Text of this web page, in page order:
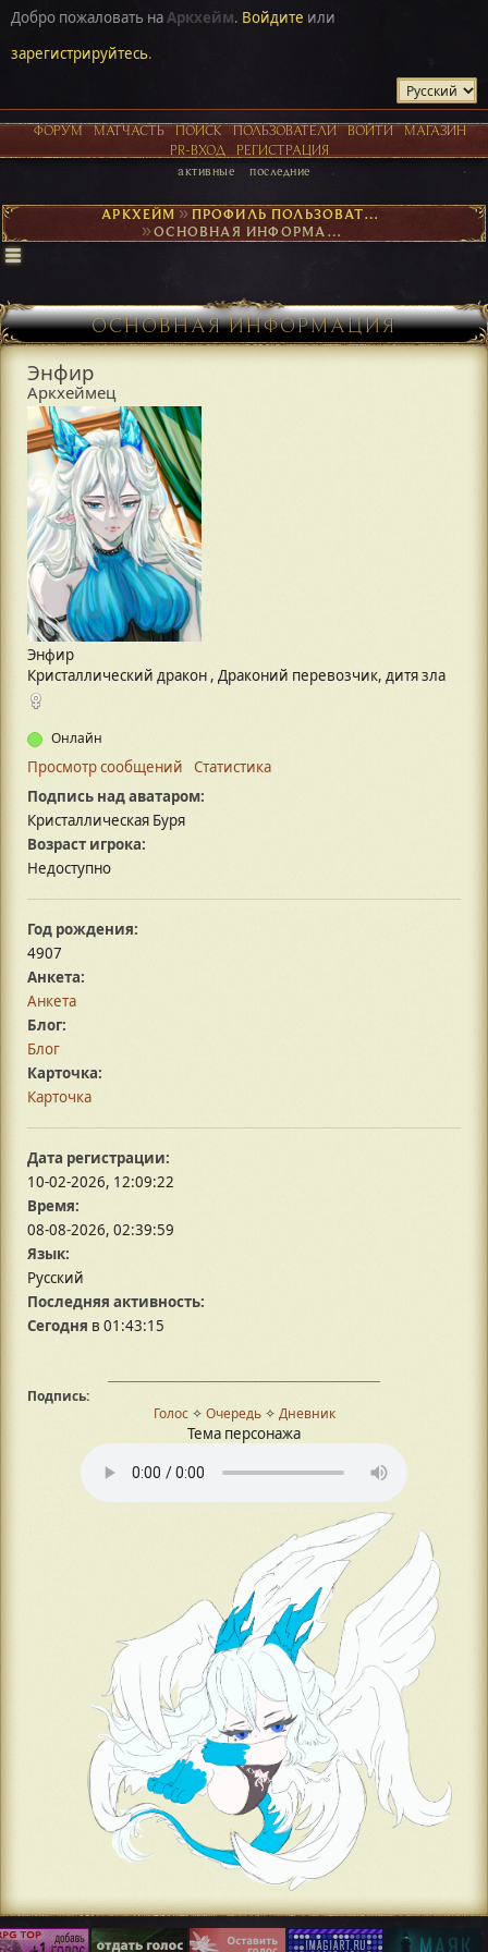
Добро пожаловать наАркхейм. Войдите или
зарегистрируйтесь.
ФОРУМ МАТЧАСТЬ ПОИСК ПОЛЬЗОВАТЕЛИ ВОЙТИ
МАГАЗИН
PR-ВХОД
РЕГИСТРАЦИЯ
активные последние
АРКХЕЙМ► ПРОФИЛЬ ПОЛЬЗОВАТЕЛЯ ЭНФИР
► ОСНОВНАЯ ИНФОРМАЦИЯ
ОСНОВНАЯ ИНФОРМАЦИЯ
Энфир
Аркхеймец
Энфир
Кристаллический дракон , Драконий перевозчик, дитя зла
Онлайн
Просмотр сообщений
Статистика
Подпись над аватаром:
Кристаллическая Буря
Возраст игрока:
Недоступно
Год рождения:
4907
Анкета:
Анкета
Блог:
Блог
Карточка:
Карточка
Дата регистрации:
10-02-2026, 12:09:22
Время:
08-08-2026, 02:39:59
Язык:
Русский
Последняя активность:
Сегодня в 01:43:15
Подпись:
Голос✧ Очередь✧ Дневник